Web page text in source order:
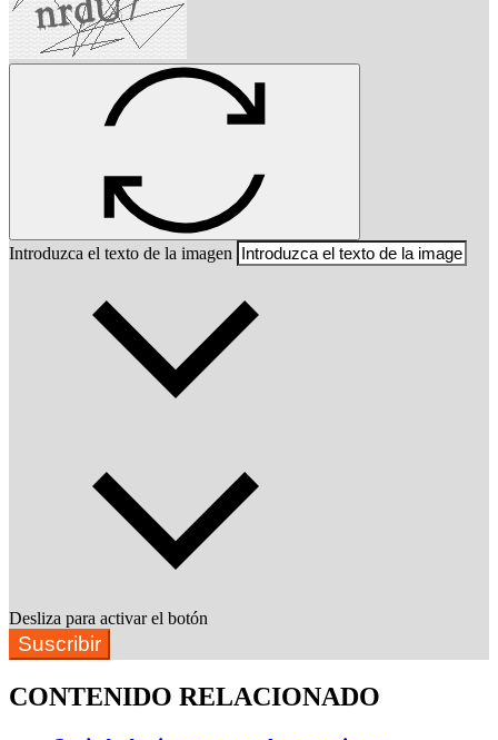
Introduzca el texto de la imagen
Desliza para activar el botón
Suscribir
CONTENIDO RELACIONADO